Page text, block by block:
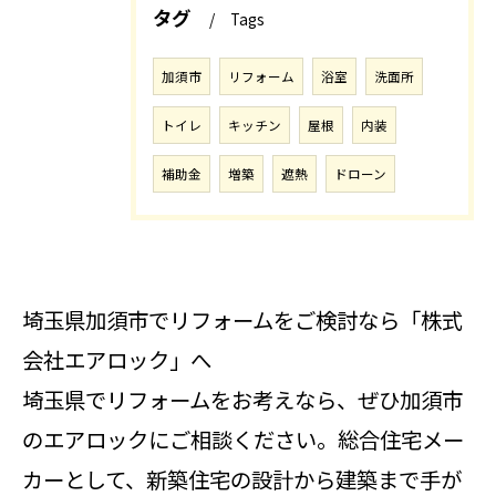
タグ Tags
加須市 リフォーム 浴室 洗面所
トイレ キッチン 屋根 内装
補助金 増築 遮熱 ドローン
埼玉県加須市でリフォームをご検討なら「株式
会社エアロック」へ
埼玉県でリフォームをお考えなら、ぜひ加須市
のエアロックにご相談ください。総合住宅メー
カーとして、新築住宅の設計から建築まで手が